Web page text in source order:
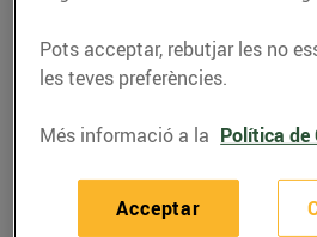
RECEPTES
Clotxa de mar
muntanya
17/de juliol/2020
Pots acceptar, rebutjar les no
les teves preferències.
Més informació a la Política de
Acceptar